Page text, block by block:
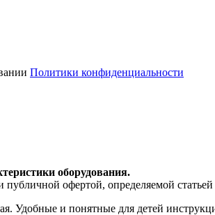
Политики конфиденциальности
оборудования.
публичной офертой, определяемой
и понятные для детей